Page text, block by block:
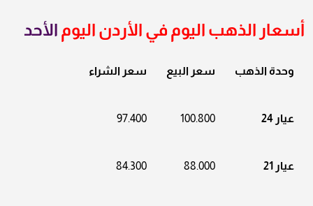
أسعار الذهب اليوم في الأردن اليوم الأحد
وحدة الذهب سعر البيع سعر الشراء
عيار 24 100.800
97.400
عيار 21 88.000
84.300